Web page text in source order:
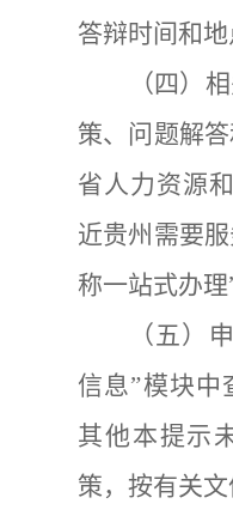
答辩时间和地
（四）
策、问题解
省人力资源
近贵州需要
称一站式办理
（五）
信息”模块中
其他本提示
策，按有关文